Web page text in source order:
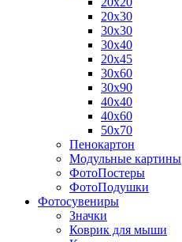
20х30
30х30
30х40
20х45
30х60
30х90
40х40
40х60
50х70
Пенокартон
Модульные картины
ФотоПостеры
ФотоПодушки
Фотоcувениры
Значки
Коврик для мыши